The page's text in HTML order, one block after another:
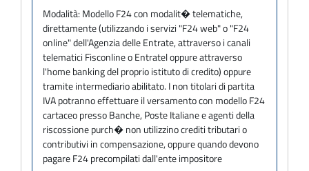
Modalità: Modello F24 con modalit� telematiche,
direttamente (utilizzando i servizi "F24 web" o "F24
online" dell'Agenzia delle Entrate, attraverso i canali
telematici Fisconline o Entratel oppure attraverso
l'home banking del proprio istituto di credito) oppure
tramite intermediario abilitato. I non titolari di partita
IVA potranno effettuare il versamento con modello F24
cartaceo presso Banche, Poste Italiane e agenti della
riscossione purch� non utilizzino crediti tributari o
contributivi in compensazione, oppure quando devono
pagare F24 precompilati dall'ente impositore